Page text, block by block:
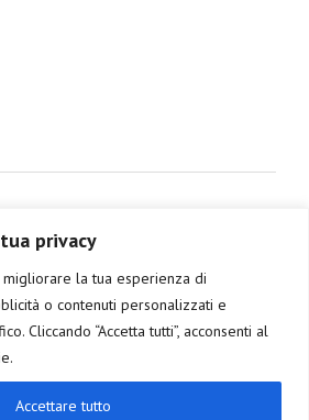
privacy
la tua esperienza di
o contenuti personalizzati e
Cliccando “Accetta tutti”, acconsenti al
Accettare tutto
Intercosmo